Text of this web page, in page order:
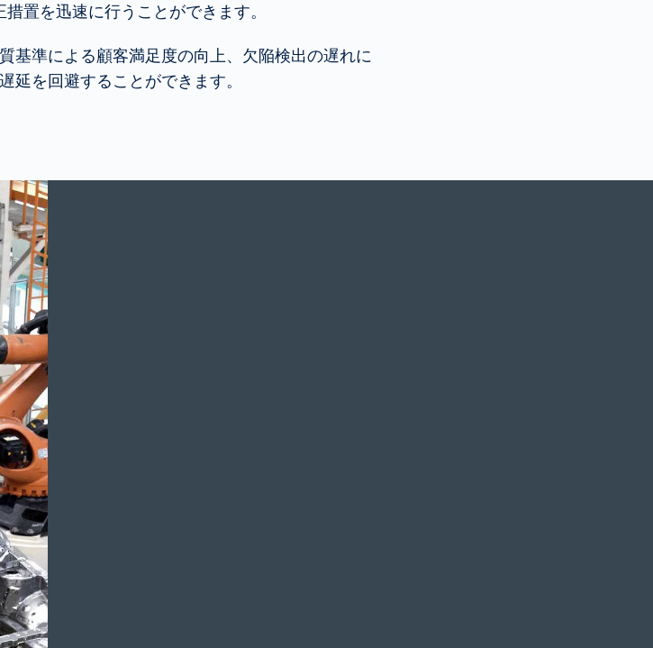
置を迅速に行うことができます。
基準による顧客満足度の向上、欠陥検出の遅れに
延を回避することができます。